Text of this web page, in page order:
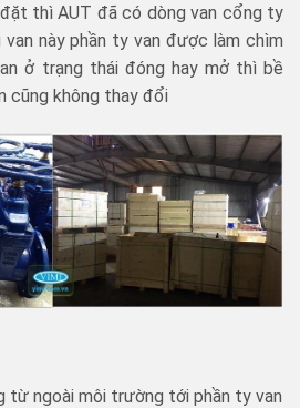
thì AUT đã có dòng van cổng ty
này phần ty van được làm chìm
ở trạng thái đóng hay mở thì bề
cũng không thay đổi
từ ngoài môi trường tới phần ty van